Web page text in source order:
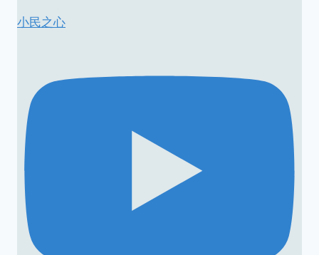
小民之心